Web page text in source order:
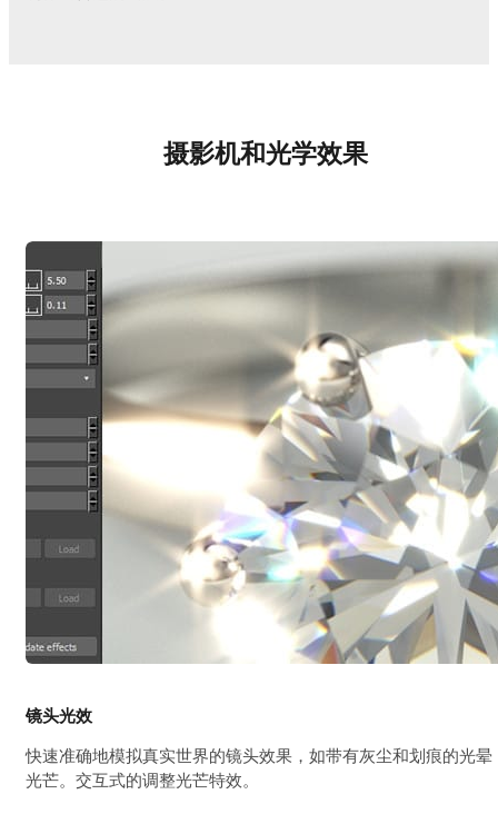
摄影机和光学效果
镜头光效
快速准确地模拟真实世界的镜头效果，如带有灰尘和划痕的光晕
光芒。交互式的调整光芒特效。